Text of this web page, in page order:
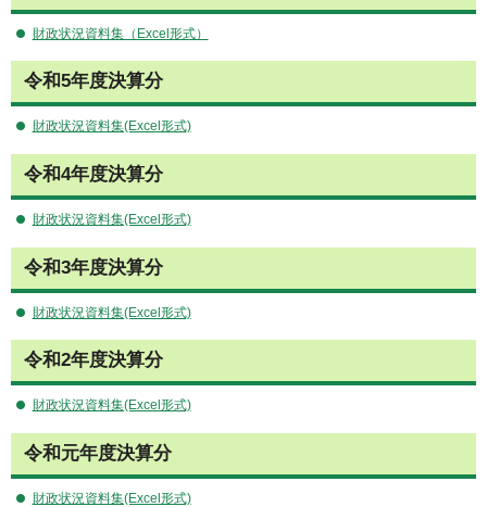
財政状況資料集（Excel形式）
令和5年度決算分
財政状況資料集(Excel形式)
令和4年度決算分
財政状況資料集(Excel形式)
令和3年度決算分
財政状況資料集(Excel形式)
令和2年度決算分
財政状況資料集(Excel形式)
令和元年度決算分
財政状況資料集(Excel形式)